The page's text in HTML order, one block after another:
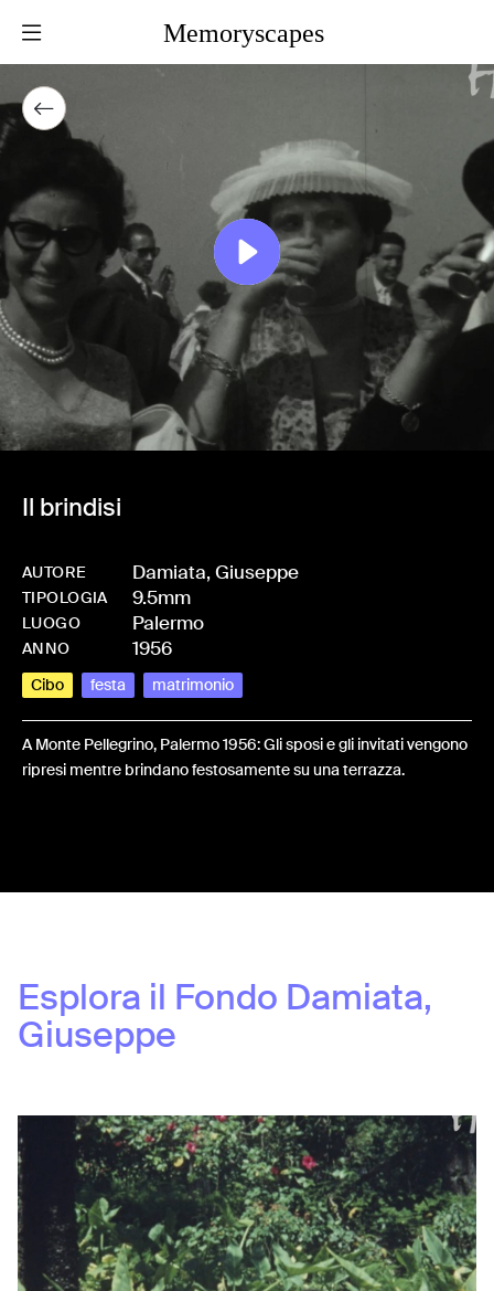
Memoryscapes
Il brindisi
AUTORE Damiata, Giuseppe
TIPOLOGIA 9.5mm
LUOGO Palermo
ANNO 1956
Cibo festa matrimonio
A Monte Pellegrino, Palermo 1956: Gli sposi e gli invitati vengono
ripresi mentre brindano festosamente su una terrazza.
Esplora il Fondo Damiata,
Giuseppe